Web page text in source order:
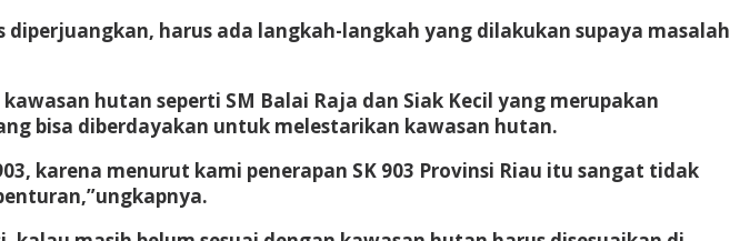
harus ada langkah-langkah yang dilakukan supaya masalah
hutan seperti SM Balai Raja dan Siak Kecil yang merupakan
bisa diberdayakan untuk melestarikan kawasan hutan.
karena menurut kami penerapan SK 903 Provinsi Riau itu sangat tidak